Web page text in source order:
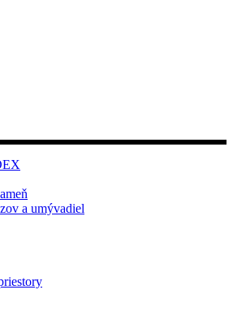
a umývadiel